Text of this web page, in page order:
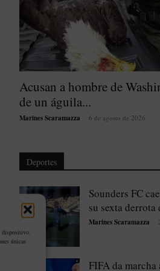
dispositivo.
únicas
Acusan a hombre de
de un águila...
Marines Scaramazza 6 de agosto de 2026
Deportes
Sounders FC
su sexta
Marines Scaramazza
FIFA da